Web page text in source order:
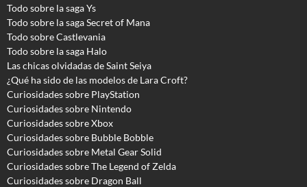
Todo sobre la saga Ys
Todo sobre la saga Secret of Mana
Todo sobre Castlevania
Todo sobre la saga Halo
Las chicas olvidadas de Saint Seiya
¿Qué ha sido de las modelos de Lara Croft?
Curiosidades sobre PlayStation
Curiosidades sobre Nintendo
Curiosidades sobre Xbox
Curiosidades sobre Bubble Bobble
Curiosidades sobre Metal Gear Solid
Curiosidades sobre The Legend of Zelda
Curiosidades sobre Dragon Ball